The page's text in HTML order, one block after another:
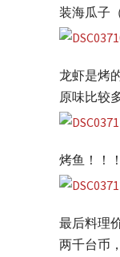
装海瓜子
龙虾是烤
原味比较
烤鱼！！
最后料理
两千台币